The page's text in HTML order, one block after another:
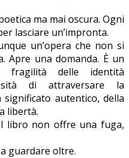
ma mai oscura. Ogni
lasciare un’impronta.
un’opera che non si
Apre una domanda. È un
fragilità delle identità
di attraversare la
autentico, della
libertà.
libro non offre una fuga,
guardare oltre.